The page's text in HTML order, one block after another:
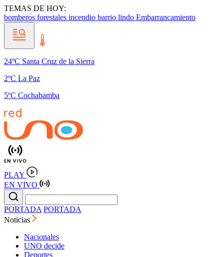
TEMAS DE HOY:
bomberos forestales incendio barrio lindo Embarrancamiento
24ºC Santa Cruz de la Sierra
2ºC La Paz
5ºC Cochabamba
PLAY
EN VIVO
PORTADA PORTADA
Noticias
Nacionales
UNO decide
Deportes